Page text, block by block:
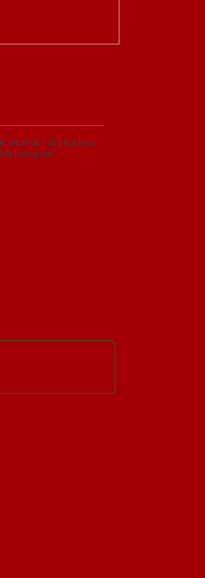
90 phút, 120 phút hoặc
lượng cao.